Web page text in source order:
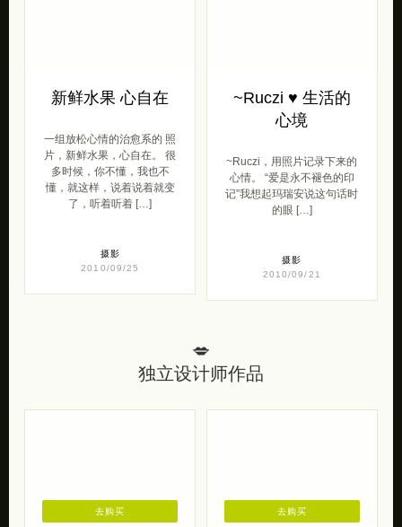
新鲜水果 心自在
一组放松心情的治愈系的 照
片，新鲜水果，心自在。 很
多时候，你不懂，我也不
懂，就这样，说着说着就变
了，听着听着 […]
摄影
2010/09/25
~Ruczi ♥ 生活的
心境
~Ruczi，用照片记录下来的
心情。 “爱是永不褪色的印
记”我想起玛瑞安说这句话时
的眼 […]
摄影
2010/09/21
💋
独立设计师作品
去购买 去购买